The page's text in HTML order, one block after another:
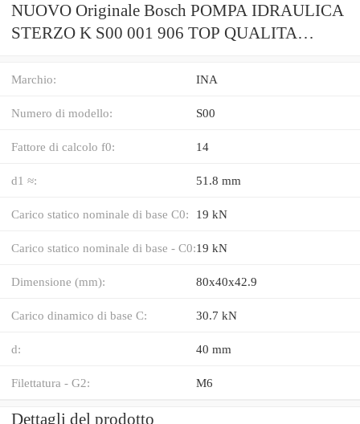
NUOVO Originale Bosch POMPA IDRAULICA
STERZO K S00 001 906 TOP QUALITA
Marchio: INA
Numero di modello: S00
Fattore di calcolo f0: 14
d1 ≈: 51.8 mm
Carico statico nominale di base C0: 19 kN
Carico statico nominale di base - C0:19 kN
Dimensione (mm): 80x40x42.9
Carico dinamico di base C: 30.7 kN
d: 40 mm
Filettatura - G2: M6
Dettagli del prodotto